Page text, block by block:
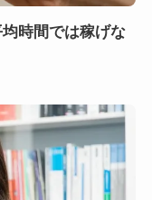
時間では稼げな